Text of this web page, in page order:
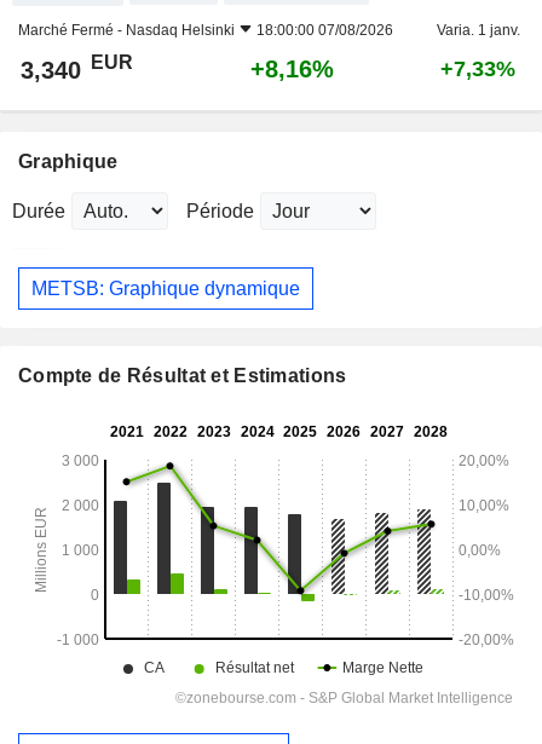
Marché Fermé - Nasdaq Helsinki 18:00:00 07/08/2026 Varia. 1 janv.
3,340 EUR +8,16% +7,33%
Graphique
Durée Période
METSB: Graphique dynamique
Compte de Résultat et Estimations